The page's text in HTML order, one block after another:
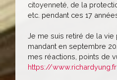
citoyenneté, de la
etc. pendant ces 17
Je me suis retiré de la vie
mandant en septembre
mes réactions, points de
https://www.richardyung.fr